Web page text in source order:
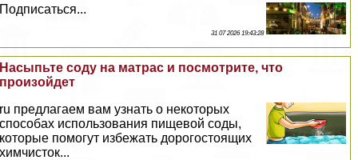
Подписаться...
31 07 2026 19:43:28
Насыпьте соду на матрас и посмотрите, что
произойдет
ru предлагаем вам узнать о некоторых
способах использования пищевой соды,
которые помогут избежать дорогостоящих
химчисток...